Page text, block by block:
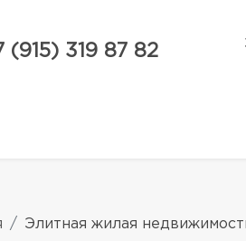
(915) 319 87 82
Элитная жилая